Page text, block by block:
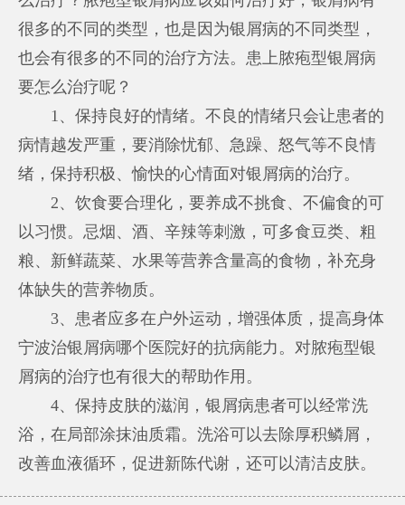
很多的不同的类型，也是因为银屑病的不同类型，
也会有很多的不同的治疗方法。患上脓疱型银屑病
要怎么治疗呢？
1、保持良好的情绪。不良的情绪只会让患者的
病情越发严重，要消除忧郁、急躁、怒气等不良情
绪，保持积极、愉快的心情面对银屑病的治疗。
2、饮食要合理化，要养成不挑食、不偏食的可
以习惯。忌烟、酒、辛辣等刺激，可多食豆类、粗
粮、新鲜蔬菜、水果等营养含量高的食物，补充身
体缺失的营养物质。
3、患者应多在户外运动，增强体质，提高身体
宁波治银屑病哪个医院好的抗病能力。对脓疱型银
屑病的治疗也有很大的帮助作用。
4、保持皮肤的滋润，银屑病患者可以经常洗
浴，在局部涂抹油质霜。洗浴可以去除厚积鳞屑，
改善血液循环，促进新陈代谢，还可以清洁皮肤。